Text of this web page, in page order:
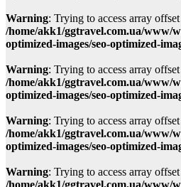
Warning: Trying to access array
/home/akk1/ggtravel.com.ua/www/
optimized-images/seo-optimized-
Warning: Trying to access array
/home/akk1/ggtravel.com.ua/www/
optimized-images/seo-optimized-
Warning: Trying to access array
/home/akk1/ggtravel.com.ua/www/
optimized-images/seo-optimized-
Warning: Trying to access array